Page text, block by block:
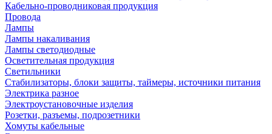
Кабельно-проводниковая продукция
Провода
Лампы
Лампы накаливания
Лампы светодиодные
Осветительная продукция
Светильники
Стабилизаторы, блоки защиты, таймеры, источники питания
Электрика разное
Электроустановочные изделия
Розетки, разъемы, подрозетники
Хомуты кабельные